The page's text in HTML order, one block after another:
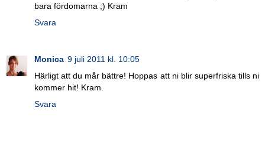
bara fördomarna ;) Kram
Svara
Monica 9 juli 2011 kl. 10:05
Härligt att du mår bättre! Hoppas att ni blir superfriska tills ni
kommer hit! Kram.
Svara